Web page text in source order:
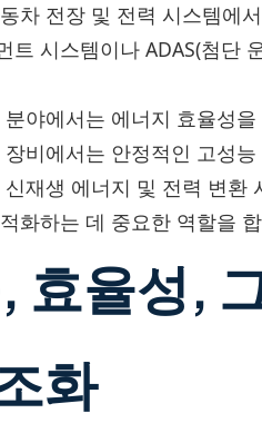
차 전장 및 전력 시스템에
트 시스템이나 ADAS(첨단
야에서는 에너지 효율성
비에서는 안정적인 고성
재생 에너지 및 전력 변환
화하는 데 중요한 역할을
효율성,
화